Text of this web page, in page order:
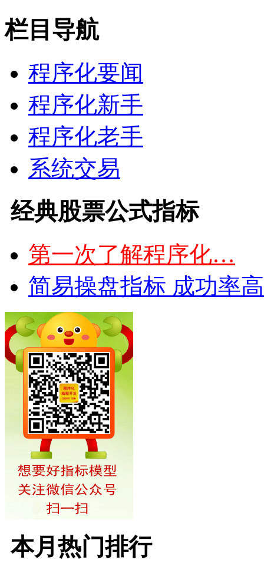
栏目导航
程序化要闻
程序化新手
程序化老手
系统交易
经典股票公式指标
第一次了解程序化…
简易操盘指标 成功率
本月热门排行